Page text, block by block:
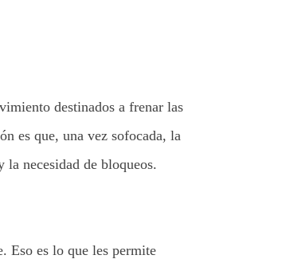
destinados a frenar las
es que, una vez sofocada, la
la necesidad de bloqueos.
Eso es lo que les permite